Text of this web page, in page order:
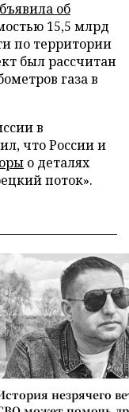
об
15,5 млрд
по территории
был рассчитан
газа в
в
что России и
о деталях
поток».
незрячего